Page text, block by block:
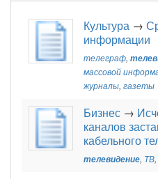
Культура →
информации
телеграф,
массовой
журналы, газеты
Бизнес →
каналов
кабельного
телевидение, ТВ,